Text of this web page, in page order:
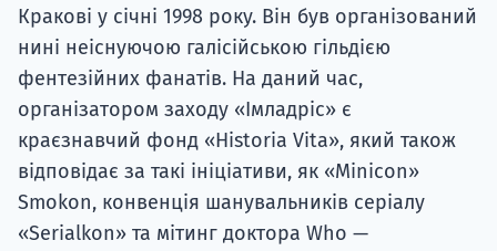
Кракові у січні 1998 року. Він був організований
нині неіснуючою галісійською гільдією
фентезійних фанатів. На даний час,
організатором заходу «Імладріс» є
краєзнавчий фонд «Historia Vita», який також
відповідає за такі ініціативи, як «Minicon»
Smokon, конвенція шанувальників серіалу
«Serialkon» та мітинг доктора Who —